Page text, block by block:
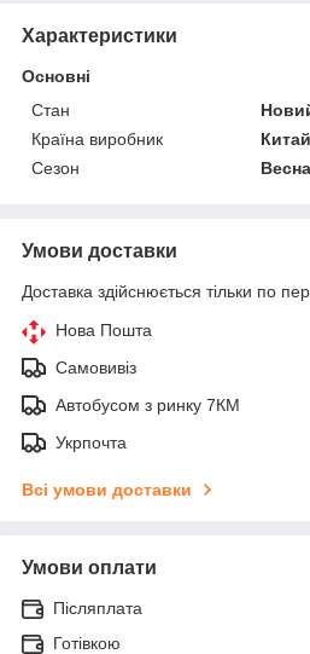
Характеристики
Основні
Стан
Країна виробник
Китай
Сезон
Умови доставки
Доставка здійснюється тільки по
Нова Пошта
Самовивіз
Автобусом з ринку 7КМ
Укрпочта
Всі умови доставки
Умови оплати
Післяплата
Готівкою